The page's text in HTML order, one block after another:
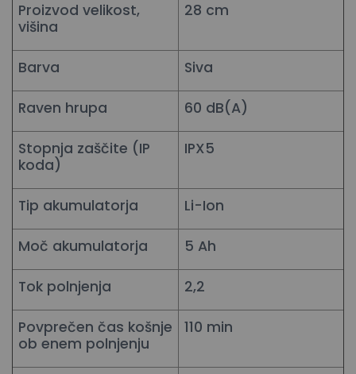
Proizvod velikost,
višina
28 cm
Barva Siva
Raven hrupa 60 dB(A)
Stopnja zaščite (IP
koda)
IPX5
Tip akumulatorja Li-Ion
Moč akumulatorja 5 Ah
Tok polnjenja 2,2
Povprečen čas košnje
ob enem polnjenju
110 min